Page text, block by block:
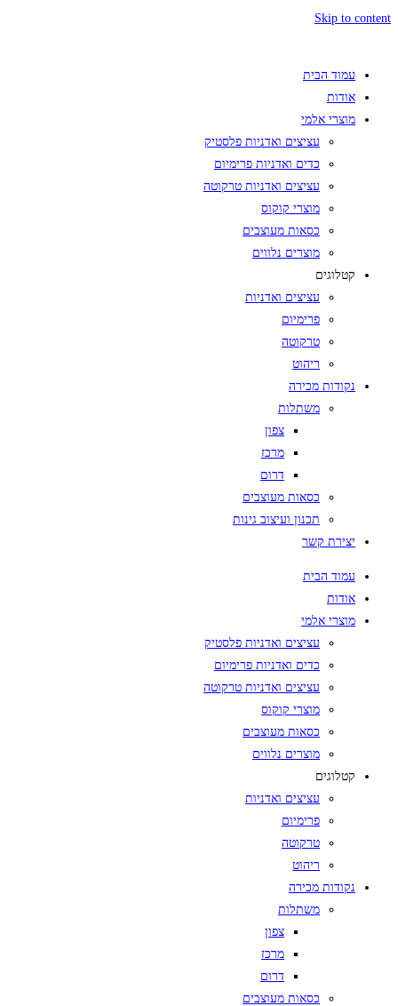
Skip to content
עמוד הבית
אודות
מוצרי אלמי
עציצים ואדניות פלסטיק
כדים ואדניות פרימיום
עציצים ואדניות טרקוטה
מוצרי קוקוס
כסאות מעוצבים
מוצרים נלווים
קטלוגים
עציצים ואדניות
פרימיום
טרקוטה
ריהוט
נקודות מכירה
משתלות
צפון
מרכז
דרום
כסאות מעוצבים
תכנון ועיצוב גינות
יצירת קשר
עמוד הבית
אודות
מוצרי אלמי
עציצים ואדניות פלסטיק
כדים ואדניות פרימיום
עציצים ואדניות טרקוטה
מוצרי קוקוס
כסאות מעוצבים
מוצרים נלווים
קטלוגים
עציצים ואדניות
פרימיום
טרקוטה
ריהוט
נקודות מכירה
משתלות
צפון
מרכז
דרום
כסאות מעוצבים